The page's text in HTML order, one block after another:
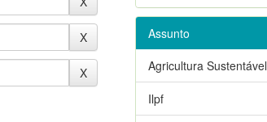
Assunto
Agricultura Sustentável
Ilpf